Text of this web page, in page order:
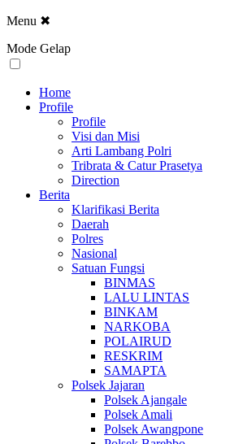
Menu ✖
Mode Gelap
Home
Profile
Profile
Visi dan Misi
Arti Lambang Polri
Tribrata & Catur Prasetya
Direction
Berita
Klarifikasi Berita
Daerah
Polres
Nasional
Satuan Fungsi
BINMAS
LALU LINTAS
BINKAM
NARKOBA
POLAIRUD
RESKRIM
SAMAPTA
Polsek Jajaran
Polsek Ajangale
Polsek Amali
Polsek Awangpone